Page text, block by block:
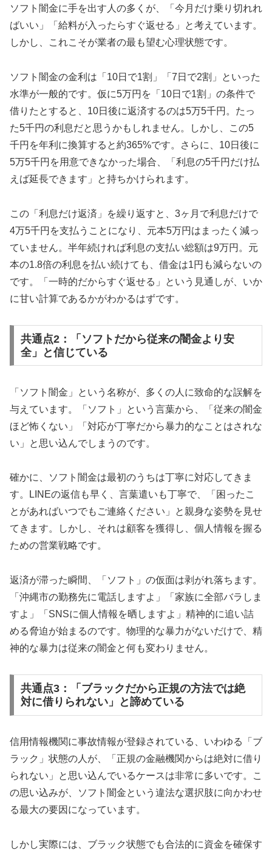
ソフト闇金に手を出す人の多くが、「今月だけ乗り切れれ
ばいい」「給料が入ったらすぐ返せる」と考えています。
しかし、これこそが業者の最も望む心理状態です。
ソフト闇金の金利は「10日で1割」「7日で2割」といった
水準が一般的です。仮に5万円を「10日で1割」の条件で
借りたとすると、10日後に返済するのは5万5千円。たっ
た5千円の利息だと思うかもしれません。しかし、この5
千円を年利に換算すると約365%です。さらに、10日後に
5万5千円を用意できなかった場合、「利息の5千円だけ払
えば延長できます」と持ちかけられます。
この「利息だけ返済」を繰り返すと、3ヶ月で利息だけで
4万5千円を支払うことになり、元本5万円はまったく減っ
ていません。半年続ければ利息の支払い総額は9万円。元
本の1.8倍の利息を払い続けても、借金は1円も減らないの
です。「一時的だからすぐ返せる」という見通しが、いか
に甘い計算であるかがわかるはずです。
共通点2：「ソフトだから従来の闇金より安
全」と信じている
「ソフト闇金」という名称が、多くの人に致命的な誤解を
与えています。「ソフト」という言葉から、「従来の闇金
ほど怖くない」「対応が丁寧だから暴力的なことはされな
い」と思い込んでしまうのです。
確かに、ソフト闇金は最初のうちは丁寧に対応してきま
す。LINEの返信も早く、言葉遣いも丁寧で、「困ったこ
とがあればいつでもご連絡ください」と親身な姿勢を見せ
てきます。しかし、それは顧客を獲得し、個人情報を握る
ための営業戦略です。
返済が滞った瞬間、「ソフト」の仮面は剥がれ落ちます。
「沖縄市の勤務先に電話しますよ」「家族に全部バラしま
すよ」「SNSに個人情報を晒しますよ」精神的に追い詰
める脅迫が始まるのです。物理的な暴力がないだけで、精
神的な暴力は従来の闇金と何も変わりません。
共通点3：「ブラックだから正規の方法では絶
対に借りられない」と諦めている
信用情報機関に事故情報が登録されている、いわゆる「ブ
ラック」状態の人が、「正規の金融機関からは絶対に借り
られない」と思い込んでいるケースは非常に多いです。こ
の思い込みが、ソフト闇金という違法な選択肢に向かわせ
る最大の要因になっています。
しかし実際には、ブラック状態でも合法的に資金を確保す